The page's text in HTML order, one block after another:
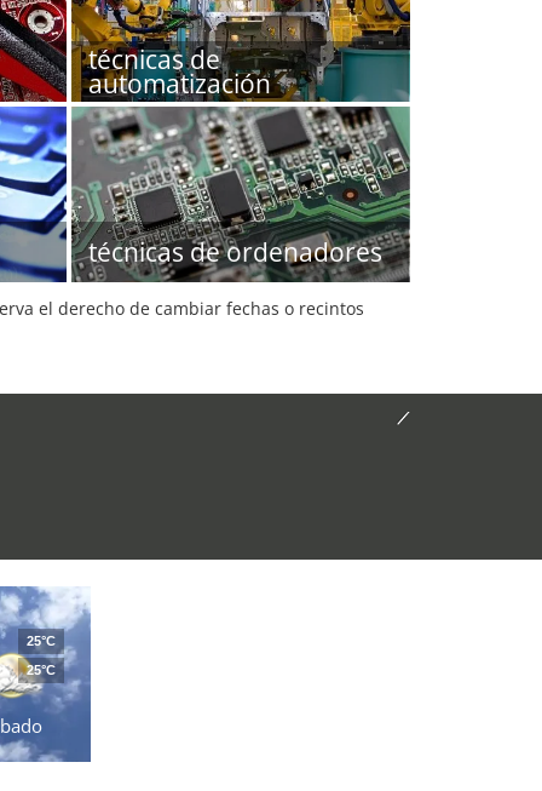
técnicas de
automatización
técnicas de ordenadores
el derecho de cambiar fechas o recintos
25°C
25°C